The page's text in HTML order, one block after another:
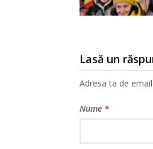
Lasă un
Adresa ta de
Nume *